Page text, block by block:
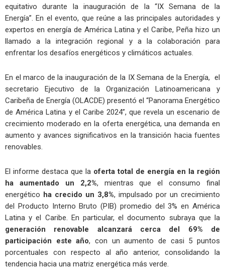
equitativo durante la inauguración de la “IX Semana de la
Energía”. En el evento, que reúne a las principales autoridades y
expertos en energía de América Latina y el Caribe, Peña hizo un
llamado a la integración regional y a la colaboración para
enfrentar los desafíos energéticos y climáticos actuales.
En el marco de la inauguración de la IX Semana de la Energía, el
secretario Ejecutivo de la Organización Latinoamericana y
Caribeña de Energía (OLACDE) presentó el “Panorama Energético
de América Latina y el Caribe 2024”, que revela un escenario de
crecimiento moderado en la oferta energética, una demanda en
aumento y avances significativos en la transición hacia fuentes
renovables.
El informe destaca que la oferta total de energía en la región
ha aumentado un 2,2%, mientras que el consumo final
energético ha crecido un 3,8%, impulsado por un crecimiento
del Producto Interno Bruto (PIB) promedio del 3% en América
Latina y el Caribe. En particular, el documento subraya que la
generación renovable alcanzará cerca del 69%
de
participación este año, con un aumento de casi 5 puntos
porcentuales con respecto al año anterior, consolidando la
tendencia hacia una matriz energética más verde.